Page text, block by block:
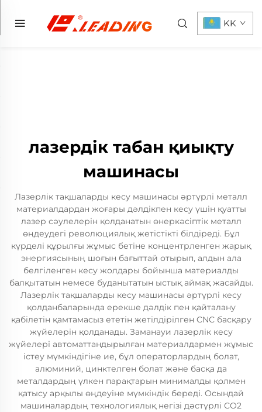
KK
лазердік табан қиықту
машинасы
Лазерлік тақшаларды кесу машинасы әртүрлі металл
материалдардан жоғары дәлдікпен кесу үшін қуатты
лазер сәулелерін қолданатын өнеркәсіптік металл
өңдеудегі революциялық жетістікті білдіреді. Бұл
күрделі құрылғы жұмыс бетіне концентрленген жарық
энергиясының шоғын бағыттай отырып, алдын ала
белгіленген кесу жолдары бойынша материалды
балқытатын немесе буданытатын ыстық аймақ жасайды.
Лазерлік тақшаларды кесу машинасы әртүрлі кесу
қолданбаларында ерекше дәлдік пен қайталану
қабілетін қамтамасыз ететін жетілдірілген CNC басқару
жүйелерін қолданады. Заманауи лазерлік кесу
жүйелері автоматтандырылған материалдармен жұмыс
істеу мүмкіндігіне ие, бұл операторлардың болат,
алюминий, цинктелген болат және басқа да
металдардың үлкен парақтарын минималды қолмен
қатысу арқылы өңдеуіне мүмкіндік береді. Осындай
машиналардың технологиялық негізі дәстүрлі CO2